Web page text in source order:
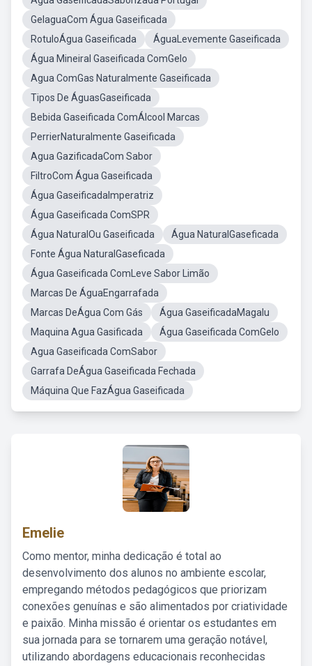
GelaguaCom Água Gaseificada
RotuloÁgua Gaseificada
ÁguaLevemente Gaseificada
Água Mineiral Gaseificada ComGelo
Agua ComGas Naturalmente Gaseificada
Tipos De ÁguasGaseificada
Bebida Gaseificada ComÁlcool Marcas
PerrierNaturalmente Gaseificada
Agua GazificadaCom Sabor
FiltroCom Água Gaseificada
Água GaseificadaImperatriz
Água Gaseificada ComSPR
Água NaturalOu Gaseificada
Água NaturalGaseficada
Fonte Água NaturalGaseficada
Água Gaseificada ComLeve Sabor Limão
Marcas De ÁguaEngarrafada
Marcas DeÁgua Com Gás
Água GaseificadaMagalu
Maquina Agua Gasificada
Água Gaseificada ComGelo
Agua Gaseificada ComSabor
Garrafa DeÁgua Gaseificada Fechada
Máquina Que FazÁgua Gaseificada
Emelie
Como mentor, minha dedicação é total ao
desenvolvimento dos alunos no ambiente escolar,
empregando métodos pedagógicos que priorizam
conexões genuínas e são alimentados por criatividade
e paixão. Minha missão é orientar os estudantes em
sua jornada para se tornarem uma geração notável,
utilizando abordagens educacionais reconhecidas